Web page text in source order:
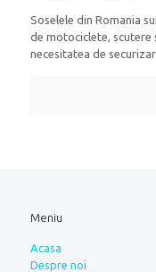
Soselele din Romania
de motociclete, scutere
necesitatea de
Meniu
Acasa
Despre noi